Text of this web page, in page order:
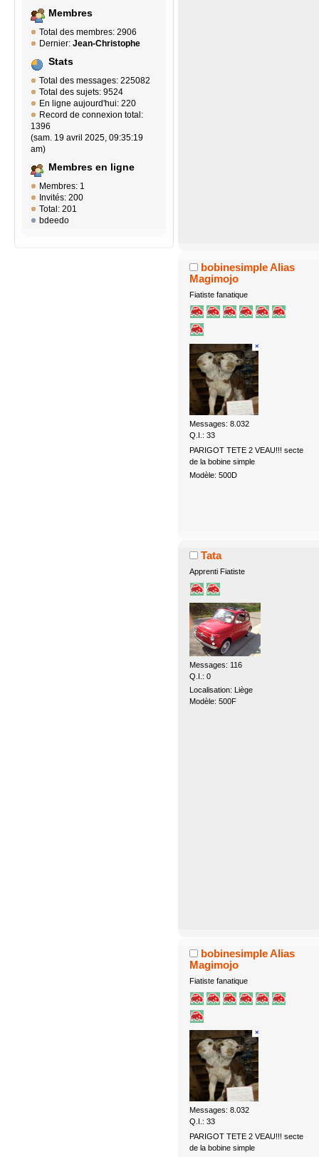
Membres
Total des membres: 2906
Dernier: Jean-Christophe
Stats
Total des messages: 225082
Total des sujets: 9524
En ligne aujourd'hui: 220
Record de connexion total:
1396
(sam. 19 avril 2025, 09:35:19
am)
Membres en ligne
Membres: 1
Invités: 200
Total: 201
bdeedo
bobinesimple Alias
Magimojo
Fiatiste fanatique
Messages: 8.032
Q.I.: 33
PARIGOT TETE 2 VEAU!!! secte
de la bobine simple
Modèle: 500D
Tata
Apprenti Fiatiste
Messages: 116
Q.I.: 0
Localisation: Liège
Modèle: 500F
bobinesimple Alias
Magimojo
Fiatiste fanatique
Messages: 8.032
Q.I.: 33
PARIGOT TETE 2 VEAU!!! secte
de la bobine simple